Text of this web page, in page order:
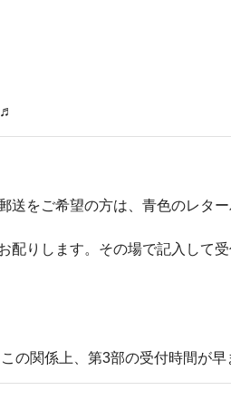
をご希望の方は、青色のレタ
りします。その場で記入して受
の関係上、第3部の受付時間が早